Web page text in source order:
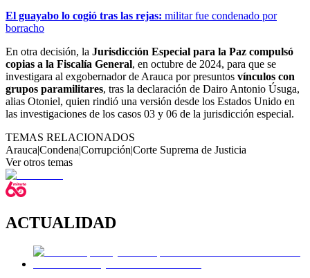
El guayabo lo cogió tras las rejas: militar fue condenado por
borracho
En otra decisión, la Jurisdicción Especial para la Paz compulsó
copias a la Fiscalía General, en octubre de 2024, para que se
investigara al exgobernador de Arauca por presuntos vínculos con
grupos paramilitares, tras la declaración de Dairo Antonio Úsuga,
alias Otoniel, quien rindió una versión desde los Estados Unido en
las investigaciones de los casos 03 y 06 de la jurisdicción especial.
TEMAS RELACIONADOS
Arauca|Condena|Corrupción|Corte Suprema de Justicia
Ver otros temas
ACTUALIDAD